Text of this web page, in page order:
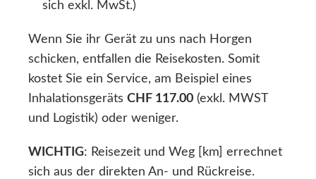
sich exkl. MwSt.)
Wenn Sie ihr Gerät zu uns nach Horgen
schicken, entfallen die Reisekosten. Somit
kostet Sie ein Service, am Beispiel eines
Inhalationsgeräts CHF 117.00 (exkl. MWST
und Logistik) oder weniger.
WICHTIG: Reisezeit und Weg [km] errechnet
sich aus der direkten An- und Rückreise.